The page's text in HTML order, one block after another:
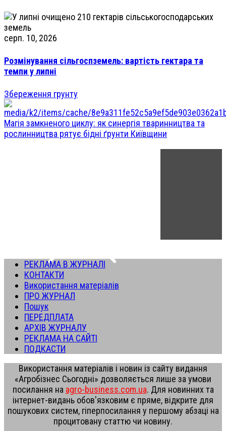
серп. 10, 2026
Розмінування сільгоспземель: вартість гектара та
темпи у липні
Збереження грунту
Магія замкненого циклу: як синергія тваринництва та
рослинництва рятує бідні ґрунти Київщини
РЕКЛАМА В ЖУРНАЛІ
КОНТАКТИ
Використання матеріалів
ПРО ЖУРНАЛ
Пошук
ПЕРЕДПЛАТА
АРХІВ ЖУРНАЛУ
РЕКЛАМА НА САЙТІ
ПОДКАСТИ
Використання матеріалів і новин із сайту видання
«Агробізнес Сьогодні» дозволяється лише за умови
посилання на agro-business.com.ua. Для новинних та
інтернет-видань обов'язковим є пряме, відкрите для
пошукових систем, гіперпосилання у першому абзаці на
процитовану статтю чи новину.